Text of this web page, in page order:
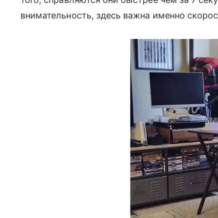
внимательность, здесь важна именно